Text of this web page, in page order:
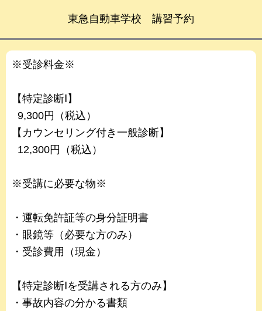
東急自動車学校 講習予約
※受診料金※
【特定診断Ⅰ】
9,300円（税込）
【カウンセリング付き一般診断】
12,300円（税込）
※受講に必要な物※
・運転免許証等の身分証明書
・眼鏡等（必要な方のみ）
・受診費用（現金）
【特定診断Ⅰを受講される方のみ】
・事故内容の分かる書類